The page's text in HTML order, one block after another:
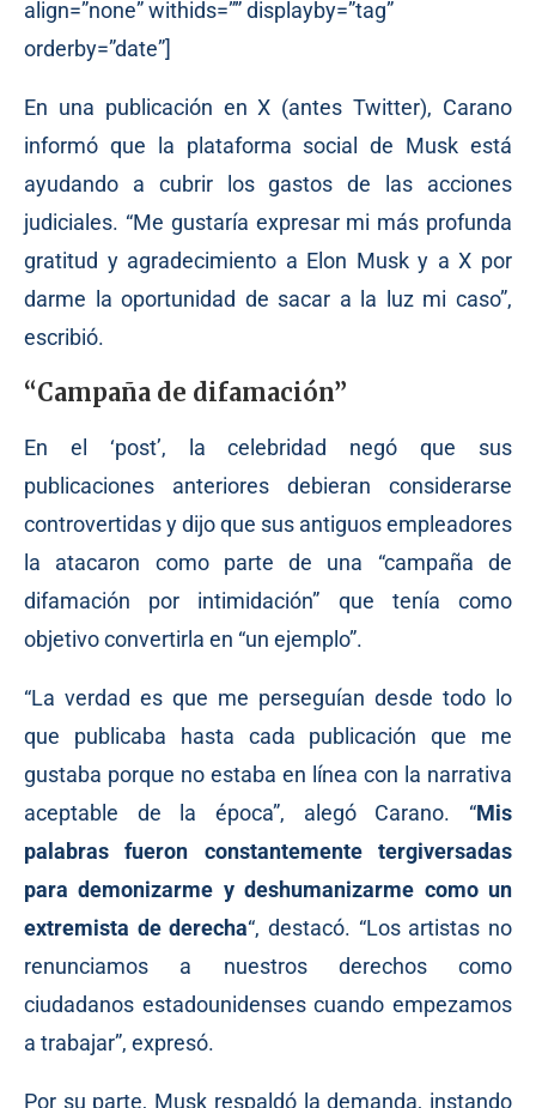
align=”none” withids=”” displayby=”tag”
orderby=”date”]
En una publicación en X (antes Twitter), Carano
informó que la plataforma social de Musk está
ayudando a cubrir los gastos de las acciones
judiciales. “Me gustaría expresar mi más profunda
gratitud y agradecimiento a Elon Musk y a X por
darme la oportunidad de sacar a la luz mi caso”,
escribió.
“Campaña de difamación”
En el ‘post’, la celebridad negó que sus
publicaciones anteriores debieran considerarse
controvertidas y dijo que sus antiguos empleadores
la atacaron como parte de una “campaña de
difamación por intimidación” que tenía como
objetivo convertirla en “un ejemplo”.
“La verdad es que me perseguían desde todo lo
que publicaba hasta cada publicación que me
gustaba porque no estaba en línea con la narrativa
aceptable de la época”, alegó Carano. “Mis
palabras fueron constantemente tergiversadas
para demonizarme y deshumanizarme como un
extremista de derecha“, destacó. “Los artistas no
renunciamos a nuestros derechos como
ciudadanos estadounidenses cuando empezamos
a trabajar”, expresó.
Por su parte, Musk respaldó la demanda, instando